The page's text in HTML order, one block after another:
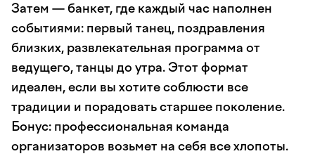
Затем — банкет, где каждый час наполнен
событиями: первый танец, поздравления
близких, развлекательная программа от
ведущего, танцы до утра. Этот формат
идеален, если вы хотите соблюсти все
традиции и порадовать старшее поколение.
Бонус: профессиональная команда
организаторов возьмет на себя все хлопоты.